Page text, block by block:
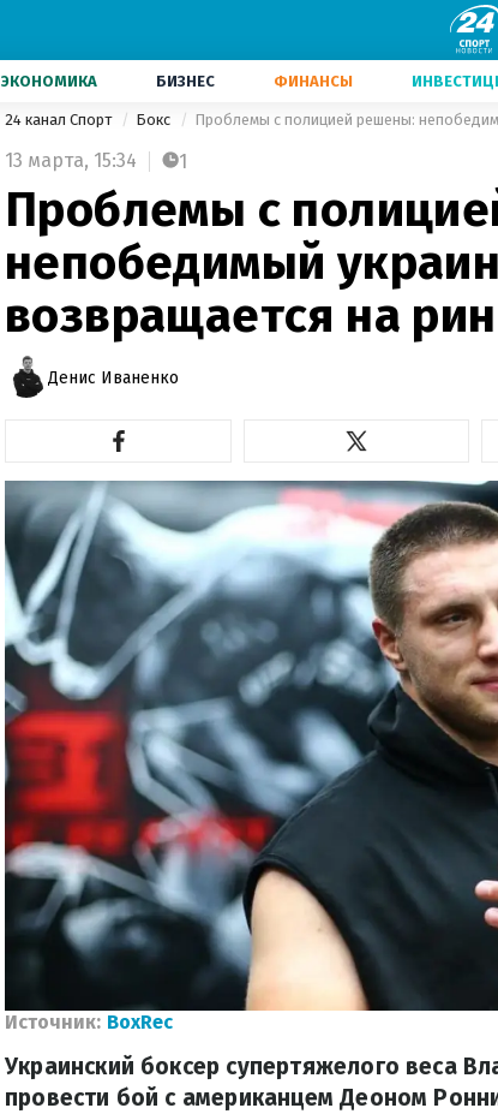
ЭКОНОМИКА БИЗНЕС ФИНАНСЫ
24 канал Спорт Бокс Проблемы с полицией решены:
13 марта, 15:34 1
Проблемы с
непобедимый
возвращается на
Денис Иваненко
Источник: BoxRec
Украинский боксер супертяжелого веса
провести бой с американцем Деоном